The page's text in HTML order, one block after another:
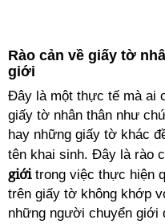
Rào cản về giấy tờ
giới
Đây là một thực tế mà ai
giấy tờ nhân thân như
hay những giấy tờ khác
tên khai sinh. Đây là rào
giớitrong việc thực hiện
trên giấy tờ không khớp
những người chuyển giới